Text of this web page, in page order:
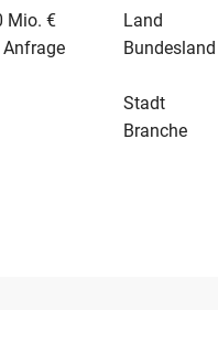
Mio. €
Land
Bundesland
Stadt
Branche